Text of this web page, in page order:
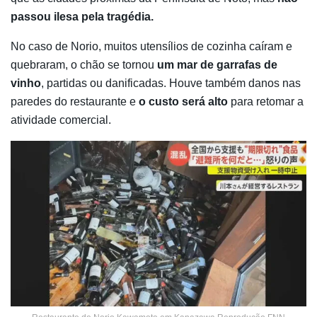
passou ilesa pela tragédia.
No caso de Norio, muitos utensílios de cozinha caíram e
quebraram, o chão se tornou um mar de garrafas de
vinho, partidas ou danificadas. Houve também danos nas
paredes do restaurante e o custo será alto para retomar a
atividade comercial.